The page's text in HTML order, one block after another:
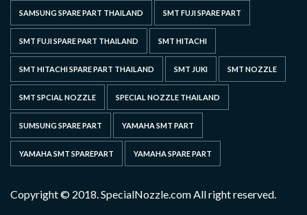
SAMSUNG SPARE PART THAILAND SMT FUJI SPARE PART
SMT FUJI SPARE PART THAILAND SMT HITACHI
SMT HITACHI SPARE PART THAILAND SMT JUKI SMT NOZZLE
SMT SPCIAL NOZZLE SPECIAL NOZZLE THAILAND
SUMSUNG SPARE PART YAMAHA SMT PART
YAMAHA SMT SPAREPART YAMAHA SPARE PART
Copyright © 2018. SpecialNozzle.com All right reserved.